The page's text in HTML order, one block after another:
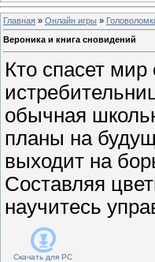
Главная » Онлайн игры »
Вероника и книга сновидений
Кто спасет
обычная
планы на
выходит на
Составляя
научитесь
Скачать для PC